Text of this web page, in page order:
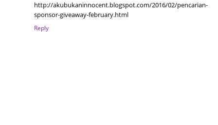
http://akubukaninnocent.blogspot.com/2016/02/pencarian-
sponsor-giveaway-february.html
Reply